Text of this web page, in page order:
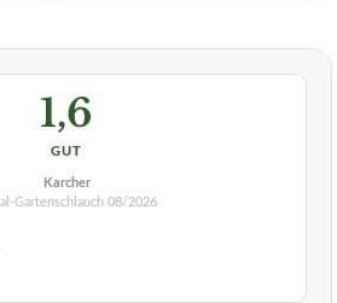
1,6
GUT
Karcher
Gartenschlauch 08/2026